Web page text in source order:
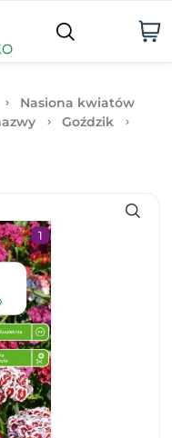
Nasiona kwiatów
Goździk